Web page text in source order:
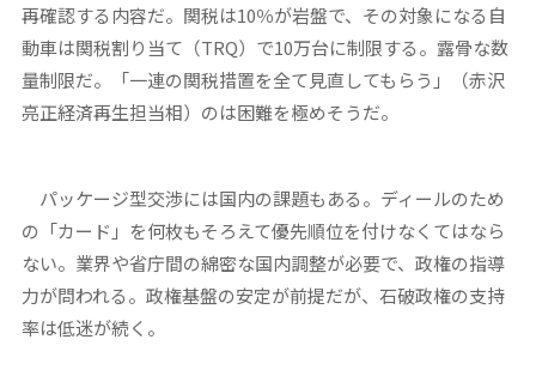
再確認する内容だ。関税は10％が岩盤で、その対象になる自
動車は関税割り当て（TRQ）で10万台に制限する。露骨な数
量制限だ。「一連の関税措置を全て見直してもらう」（赤沢
亮正経済再生担当相）のは困難を極めそうだ。
パッケージ型交渉には国内の課題もある。ディールのため
の「カード」を何枚もそろえて優先順位を付けなくてはなら
ない。業界や省庁間の綿密な国内調整が必要で、政権の指導
力が問われる。政権基盤の安定が前提だが、石破政権の支持
率は低迷が続く。